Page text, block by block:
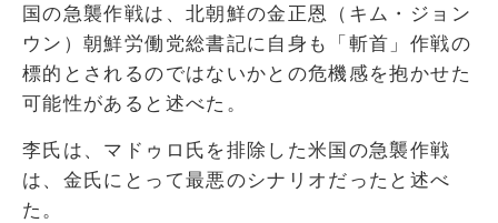
国の急襲作戦は、北朝鮮の金正恩（キム・ジョン
ウン）朝鮮労働党総書記に自身も「斬首」作戦の
標的とされるのではないかとの危機感を抱かせた
可能性があると述べた。
李氏は、マドゥロ氏を排除した米国の急襲作戦
は、金氏にとって最悪のシナリオだったと述べ
た。